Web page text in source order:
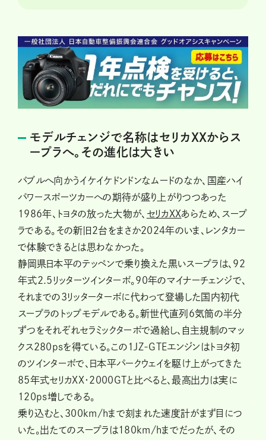
モデルチェンジで名称はセリカXXからス
ープラへ。その進化は大きい
バブルへ向かうイケイケドンドンなムードのなか、国産ハイ
パワースポーツカーへの期待が盛り上がりつつあった
1986年、トヨタの放った大物が、 セリカXXあらため、スープ
ラである。その新旧2台をまさか2024年のいま、レンタカー
で体験できるとは思わなかった。
静岡県日本平のテッペンで乗り換えた黒いスープラは、92
年式2.5リッターツインターボ。90年のマイナーチェンジで、
それまでの3リッターターボに代わって登場した国内初代
スープラのトップモデルである。新世代直列6気筒の半分
ずつをそれぞれセラミックターボで過給し、自主規制のマッ
クス280psを得ている。この1JZ‐GTEエンジンはトヨタ初
のツインターボで、日本平パークウェイを駆け上がってきた
85年式セリカXX・2000GTと比べると、最高出力は実に
120ps増しである。
乗り込むと、300km/hまで刻まれた速度計がまず目につ
いた。出たてのスープラは180km/hまでだったが、その